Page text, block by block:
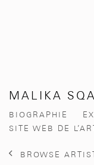
MALIKA
BIOGRAPHIE
SITE WEB DE
BROWSE